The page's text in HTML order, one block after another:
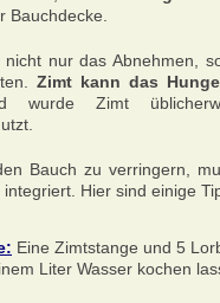
Bauchdecke.
nur das Abnehmen,
Zimt kann das
wurde Zimt
Bauch zu verringern,
Hier sind einige
Eine Zimtstange und 5
Liter Wasser kochen